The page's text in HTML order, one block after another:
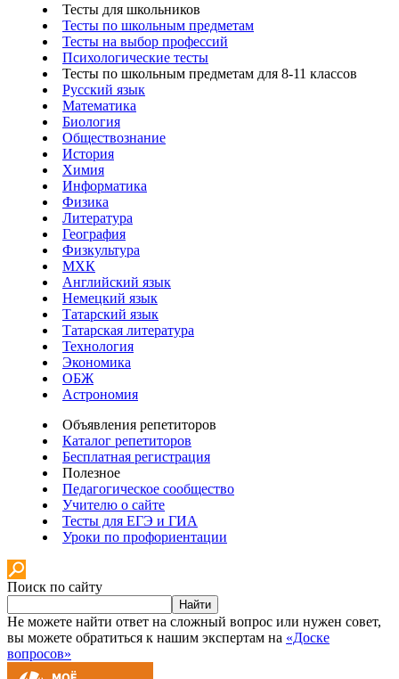
Тесты для школьников
Тесты по школьным предметам
Тесты на выбор профессий
Психологические тесты
Тесты по школьным предметам для 8-11 классов
Русский язык
Математика
Биология
Обществознание
История
Химия
Информатика
Физика
Литература
География
Физкультура
МХК
Английский язык
Немецкий язык
Татарский язык
Татарская литература
Технология
Экономика
ОБЖ
Астрономия
Объявления репетиторов
Каталог репетиторов
Бесплатная регистрация
Полезное
Педагогическое сообщество
Учителю о сайте
Тесты для ЕГЭ и ГИА
Уроки по профориентации
Поиск по сайту
Найти
Не можете найти ответ на сложный вопрос или нужен совет,
вы можете обратиться к нашим экспертам на «Доске
вопросов»